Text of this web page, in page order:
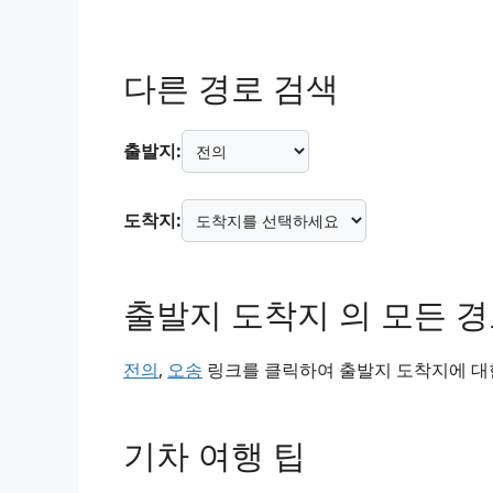
다른 경로 검색
출발지:
도착지:
출발지 도착지 의 모든
전의, 오송 링크를 클릭하여 출발지 도착지에
기차 여행 팁